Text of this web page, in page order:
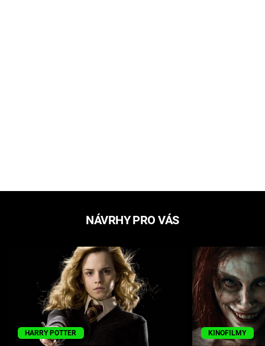
NÁVRHY PRO VÁS
HARRY POTTER KINOFILMY